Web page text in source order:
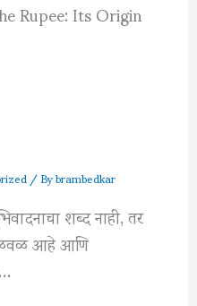
Rupee: Its Origin
/ Bybrambedkar
शब्द नाही, तर
आहे आणि